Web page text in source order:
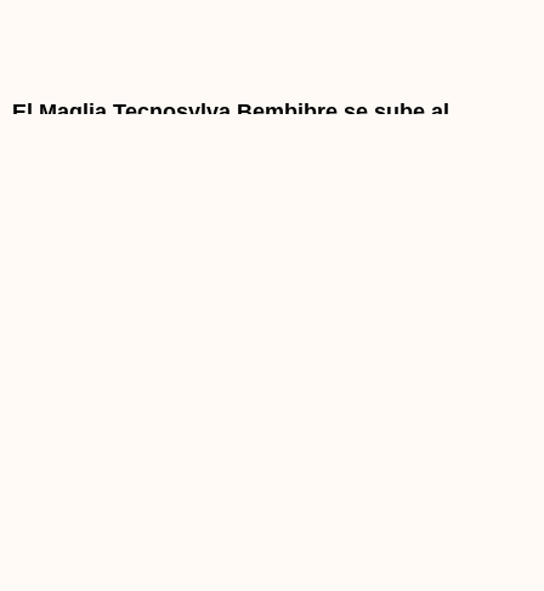
El Maglia Tecnosylva Bembibre se sube al